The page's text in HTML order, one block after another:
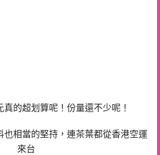
的超划算呢！份量還不少呢！
也相當的堅持，連茶葉都從香港空運
來台